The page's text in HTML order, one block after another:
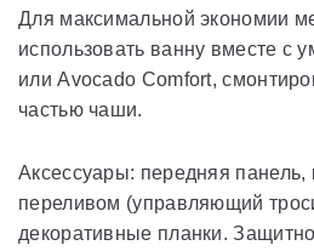
Для максимальной экономии
использовать ванну вместе с
или Avocado Comfort,
частью чаши.
Аксессуары: передняя панель,
переливом (управляющий
декоративные планки.